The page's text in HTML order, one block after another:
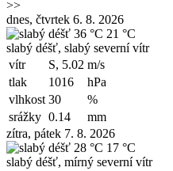
>>
dnes, čtvrtek 6. 8. 2026
36 °C 21 °C
slabý déšť, slabý severní vítr
vítr
S, 5.02 m/s
tlak
1016
hPa
vlhkost 30
%
srážky 0.14
mm
zítra, pátek 7. 8. 2026
28 °C 17 °C
slabý déšť, mírný severní vítr